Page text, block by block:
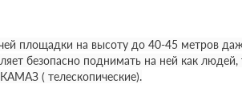
площадки на высоту до 40-45 метров
безопасно поднимать на ней как
( телескопические).